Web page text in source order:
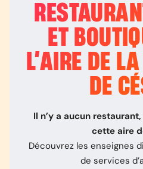
ET
L’AIRE DE
DE
Il n’y a aucun
cette aire
Découvrez les enseignes
de services